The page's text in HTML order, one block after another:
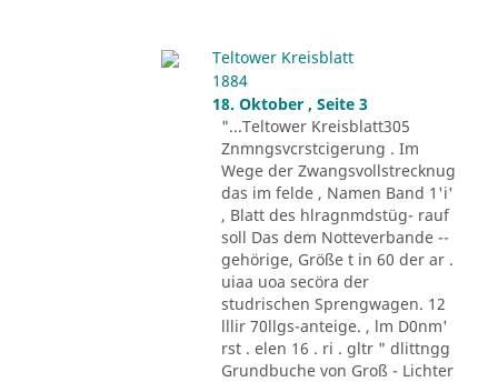
Teltower Kreisblatt
1884
18. Oktober , Seite 3
"...Teltower Kreisblatt305
Znmngsvcrstcigerung . Im
Wege der Zwangsvollstrecknug
das im felde , Namen Band 1'i'
, Blatt des hlragnmdstüg- rauf
soll Das dem Notteverbande --
gehörige, Größe t in 60 der ar .
uiaa uoa secöra der
studrischen Sprengwagen. 12
lllir 70llgs-anteige. , lm D0nm'
rst . elen 16 . ri . gltr " dlittngg
Grundbuche von Groß - Lichter